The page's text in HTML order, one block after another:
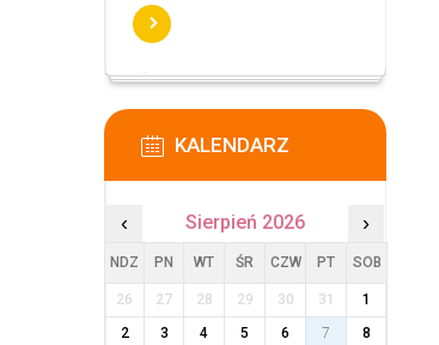
KALENDARZ
‹ Sierpień 2026 ›
NDZ PN WT ŚR CZW PT SOB
26 27 28 29 30 31
1
2
3 4 5 6 7
8